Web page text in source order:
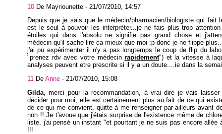
10 De Mayriounette - 21/07/2010, 14:57
Depuis que je sais que le médecin/pharmacien/biologiste qui fait
est le seul à pouvoir les interpréter...je ne fais plus trop
étoiles qui dans l'absolu ne signifie pas grand chose et
médecin qu'il sache lire ca mieux que moi :p donc je ne flippe
j'ai pu expérimenter il n'y a pas longtemps le coup de flip du
"prenez rdv avec votre médecinrapidement") et la vitesse à
analyses peuvent etre prescrite si il y a un doute....ie dans la
11 De Anne - 21/07/2010, 15:08
Gilda , merci pour la recommandation, à vrai dire je vais
décider pour moi, elle est certainement plus au fait de ce qui
de ce qui me convient, quitte à me renseigner par ailleurs avant
non !! Je t'avoue que j'étais surprise de l'existence même de
liste, j'ai pensé un instant "et pourtant je ne suis pas encore allée
!!!